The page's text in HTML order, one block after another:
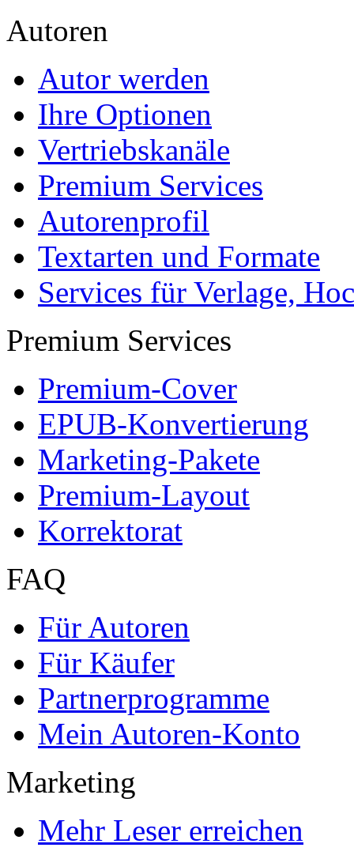
Autoren
Autor werden
Ihre Optionen
Vertriebskanäle
Premium Services
Autorenprofil
Textarten und Formate
Services für Verlage,
Premium Services
Premium-Cover
EPUB-Konvertierung
Marketing-Pakete
Premium-Layout
Korrektorat
FAQ
Für Autoren
Für Käufer
Partnerprogramme
Mein Autoren-Konto
Marketing
Mehr Leser erreichen